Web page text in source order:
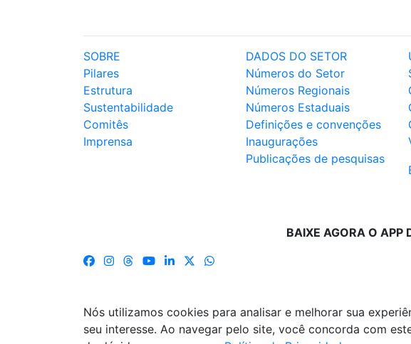
SOBRE
Pilares
Estrutura
Sustentabilidade
Comitês
Imprensa
DADOS DO SETOR
Números do Setor
Números Regionais
Números Estaduais
Definições e convenções
Inaugurações
Publicações de pesquisas
BAIXE AGORA O APP
Nós utilizamos cookies para analisar e melhorar sua
seu interesse. Ao navegar pelo site, você concorda com